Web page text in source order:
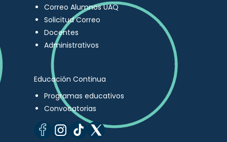
Correo Alumnos UAQ
Solicitud Correo
Docentes
Administrativos
Educación Continua
Programas educativos
Convocatorias